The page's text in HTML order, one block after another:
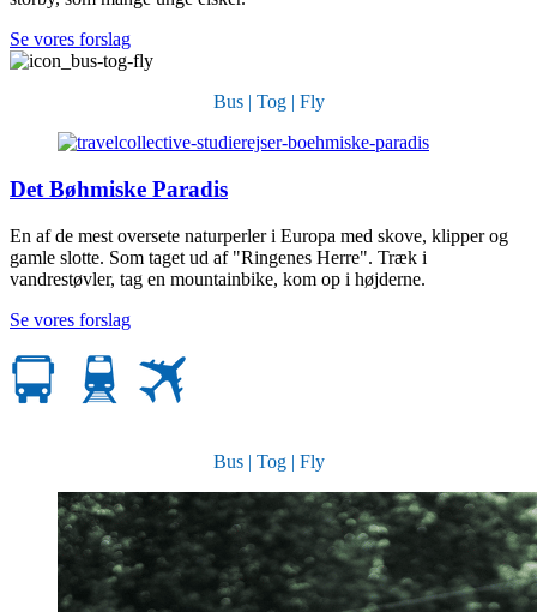
Se vores forslag
Bus | Tog | Fly
Det Bøhmiske Paradis
En af de mest oversete naturperler i Europa med skove, klipper og
gamle slotte. Som taget ud af "Ringenes Herre". Træk i
vandrestøvler, tag en mountainbike, kom op i højderne.
Se vores forslag
Bus | Tog | Fly